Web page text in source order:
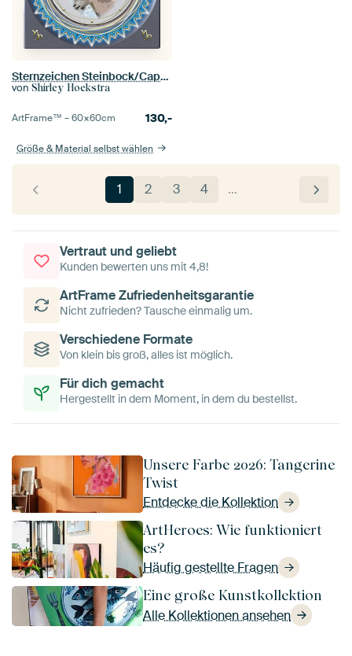
Sternzeichen Steinbock/Capricornus
von Shirley Hoekstra
ArtFrame™ –60×60cm 130,-
Größe & Material selbst wählen
1 2 3 4 …
Vertraut und geliebt
Kunden bewerten uns mit 4,8!
ArtFrame Zufriedenheitsgarantie
Nicht zufrieden? Tausche einmalig um.
Verschiedene Formate
Von klein bis groß, alles ist möglich.
Für dich gemacht
Hergestellt in dem Moment, in dem du bestellst.
Unsere Farbe 2026: Tangerine
Twist
Entdecke die Kollektion
ArtHeroes: Wie funktioniert
es?
Häufig gestellte Fragen
Eine große Kunstkollektion
Alle Kollektionen ansehen